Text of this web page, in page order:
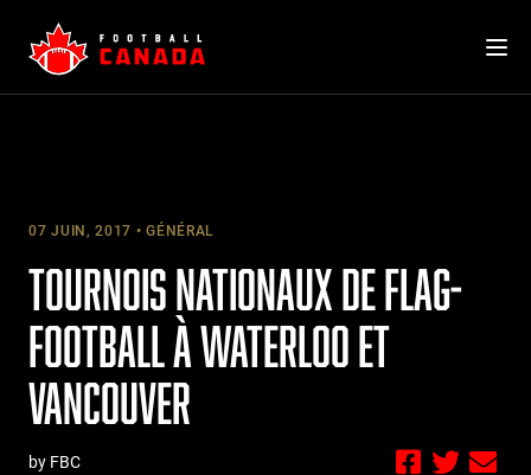
content
07 JUIN, 2017 GÉNÉRAL
TOURNOIS NATIONAUX DE FLAG-
FOOTBALL À WATERLOO ET
VANCOUVER
by FBC